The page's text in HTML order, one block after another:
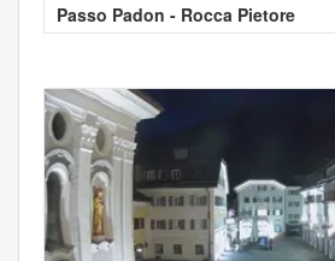
Passo Padon - Rocca Pietore